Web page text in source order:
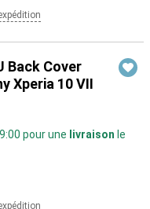
Back Cover
Xperia 10 VII
pour une livraison le